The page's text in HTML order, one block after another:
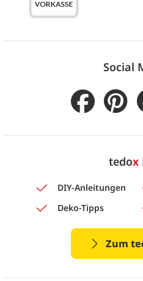
Social
tedox
DIY-Anleitungen
Deko-Tipps
Zum